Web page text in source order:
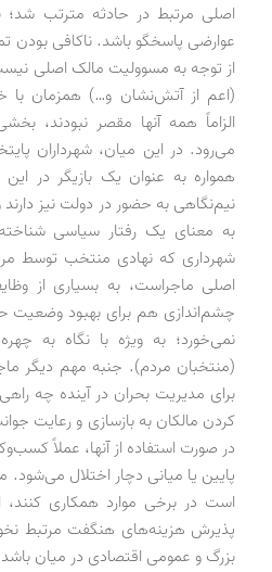
اصلی مرتبط در حادثه مترتب
عوارضی پاسخگو باشد. ناکافی بودن
از توجه به مسوولیت مالک اصلی
(اعم از آتش‌نشان و‌…) همزمان با
الزاماً همه آنها مقصر نبودند،
می‌رود. در این میان، شهرداران
همواره به عنوان یک بازیگر در
نیم‌نگاهی به حضور در دولت نیز دارند
به معنای یک رفتار سیاسی
شهرداری که نهادی منتخب توسط
اصلی ماجراست، به بسیاری از
چشم‌اندازی هم برای بهبود وضعیت
نمی‌خورد؛ به ویژه با نگاه به
(منتخبان مردم). جنبه مهم دیگر
برای مدیریت بحران در آینده چه راهی
کردن مالکان به بازسازی و رعایت
در صورت استفاده از آنها، عملاً
پایین یا میانی دچار اختلال
است در برخی موارد همکاری کنند،
پذیرش هزینه‌های هنگفت مرتبط
بزرگ و عمومی اقتصادی در میان